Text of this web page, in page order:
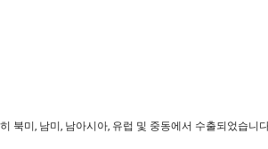
북미, 남미, 남아시아, 유럽 및 중동에서 수출되었습니